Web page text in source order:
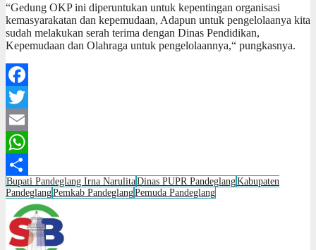
“Gedung OKP ini diperuntukan untuk kepentingan organisasi
kemasyarakatan dan kepemudaan, Adapun untuk pengelolaanya kita
sudah melakukan serah terima dengan Dinas Pendidikan,
Kepemudaan dan Olahraga untuk pengelolaannya,“ pungkasnya.
Facebook
Twitter
Email
WhatsApp
Share
Bupati Pandeglang Irna NarulitaDinas PUPR PandeglangKabupaten
PandeglangPemkab PandeglangPemuda Pandeglang